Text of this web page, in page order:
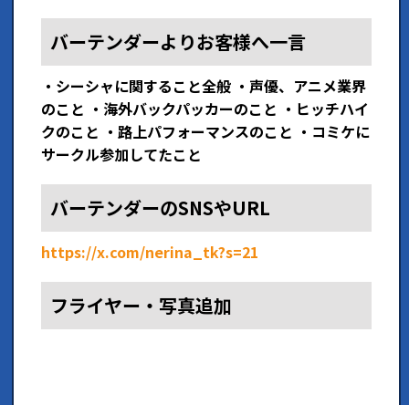
バーテンダーよりお客様へ一言
・シーシャに関すること全般 ・声優、アニメ業界
のこと ・海外バックパッカーのこと ・ヒッチハイ
クのこと ・路上パフォーマンスのこと ・コミケに
サークル参加してたこと
バーテンダーのSNSやURL
https://x.com/nerina_tk?s=21
フライヤー・写真追加